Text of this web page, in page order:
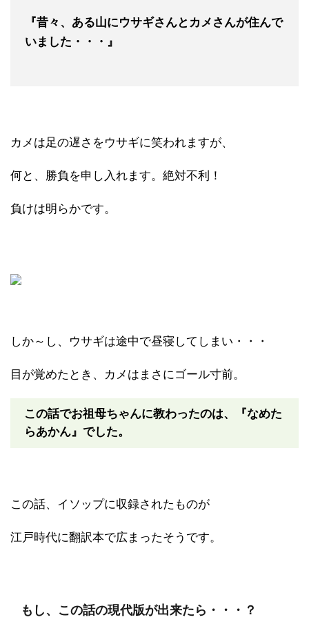
『昔々、ある山にウサギさんとカメさんが住んで
いました・・・』
カメは足の遅さをウサギに笑われますが、
何と、勝負を申し入れます。絶対不利！
負けは明らかです。
しか～し、ウサギは途中で昼寝してしまい・・・
目が覚めたとき、カメはまさにゴール寸前。
この話でお祖母ちゃんに教わったのは、『なめた
らあかん』でした。
この話、イソップに収録されたものが
江戸時代に翻訳本で広まったそうです。
もし、この話の現代版が出来たら・・・？